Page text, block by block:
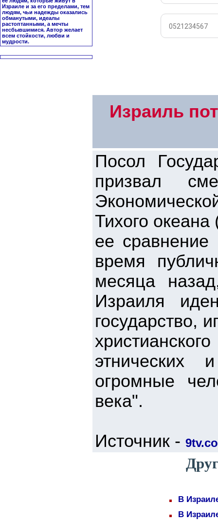
Израиле и за его пределами, тем
людям, чьи надежды оказались
обманутыми, идеалы
растоптанными, а мечты
несбывшимися. Автор желает
всем стойкости, любви и
мудрости.
Израиль
Посол
призвал
Тихого
ее сравнение
время
месяца
Израиля
государство,
этнических
огромные
века".
Источник -
В
В